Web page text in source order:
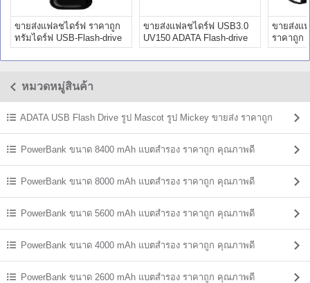
ขายส่งแฟลชไดร์ฟ ราคาถูก
ทรัมไดร์ฟ USB-Flash-drive
ขายส่งแฟลชไดร์ฟ USB3.0
UV150 ADATA Flash-drive
16GB
ขายส่งแ
ราคาถูก
drive Pro
หมวดหมู่สินค้า
ADATA USB Flash Drive รูป Mascot รูป Mickey ขายส่ง ราคาถูก
PowerBank ขนาด 8400 mAh แบตสํารอง ราคาถูก คุณภาพดี
PowerBank ขนาด 8000 mAh แบตสํารอง ราคาถูก คุณภาพดี
PowerBank ขนาด 5600 mAh แบตสํารอง ราคาถูก คุณภาพดี
PowerBank ขนาด 4000 mAh แบตสํารอง ราคาถูก คุณภาพดี
PowerBank ขนาด 2600 mAh แบตสํารอง ราคาถูก คุณภาพดี